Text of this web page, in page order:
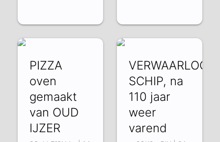
PIZZA
oven
gemaakt
van OUD
IJZER
SCHIP, na
110 jaar
weer
varend